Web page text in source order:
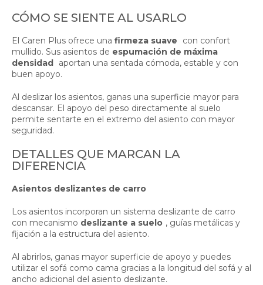
CÓMO SE SIENTE AL USARLO
El Caren Plus ofrece una firmeza suave
con confort
mullido. Sus asientos de espumación de máxima
densidad aportan una sentada cómoda, estable y con
buen apoyo.
Al deslizar los asientos, ganas una superficie mayor para
descansar. El apoyo del peso directamente al suelo
permite sentarte en el extremo del asiento con mayor
seguridad.
DETALLES QUE MARCAN LA
DIFERENCIA
Asientos deslizantes de carro
Los asientos incorporan un sistema deslizante de carro
con mecanismo deslizante a suelo , guías metálicas y
fijación a la estructura del asiento.
Al abrirlos, ganas mayor superficie de apoyo y puedes
utilizar el sofá como cama gracias a la longitud del sofá y al
ancho adicional del asiento deslizante.